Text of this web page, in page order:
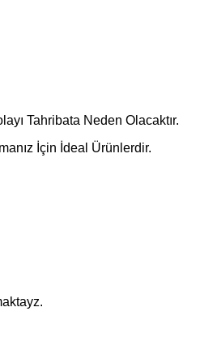
Tahribata Neden Olacaktır.
İçin İdeal Ürünlerdir.